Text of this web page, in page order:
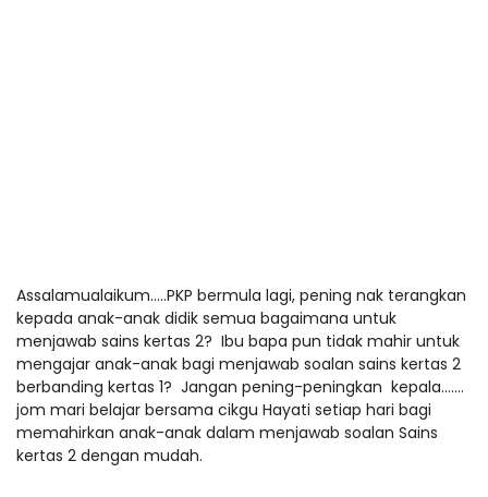
Assalamualaikum…..PKP bermula lagi, pening nak terangkan
kepada anak-anak didik semua bagaimana untuk
menjawab sains kertas 2? Ibu bapa pun tidak mahir untuk
mengajar anak-anak bagi menjawab soalan sains kertas 2
berbanding kertas 1? Jangan pening-peningkan kepala…….
jom mari belajar bersama cikgu Hayati setiap hari bagi
memahirkan anak-anak dalam menjawab soalan Sains
kertas 2 dengan mudah.